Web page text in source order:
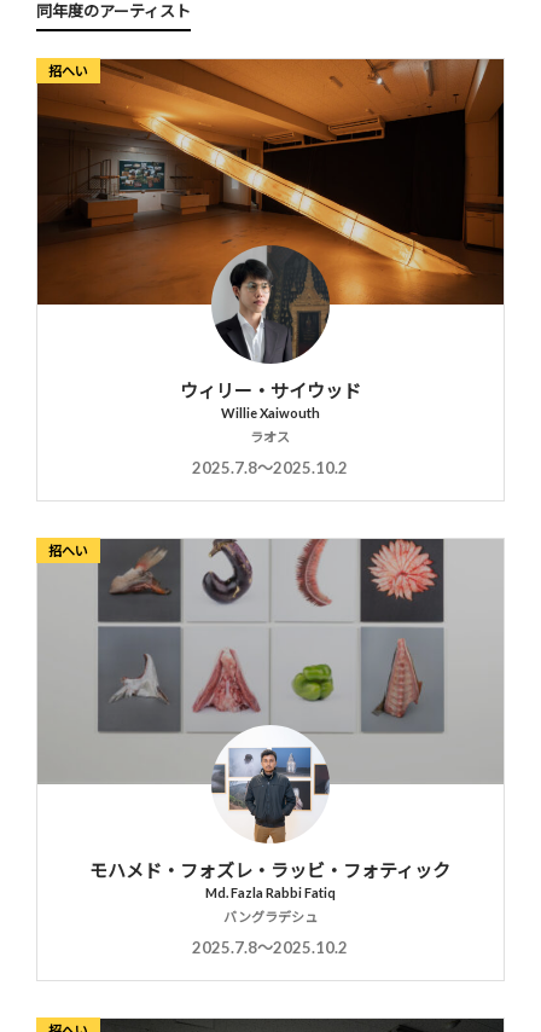
同年度のアーティスト
招へい
ウィリー・サイウッド
Willie Xaiwouth
ラオス
2025.7.8〜2025.10.2
招へい
モハメド・フォズレ・ラッビ・フォティック
Md. Fazla Rabbi Fatiq
バングラデシュ
2025.7.8〜2025.10.2